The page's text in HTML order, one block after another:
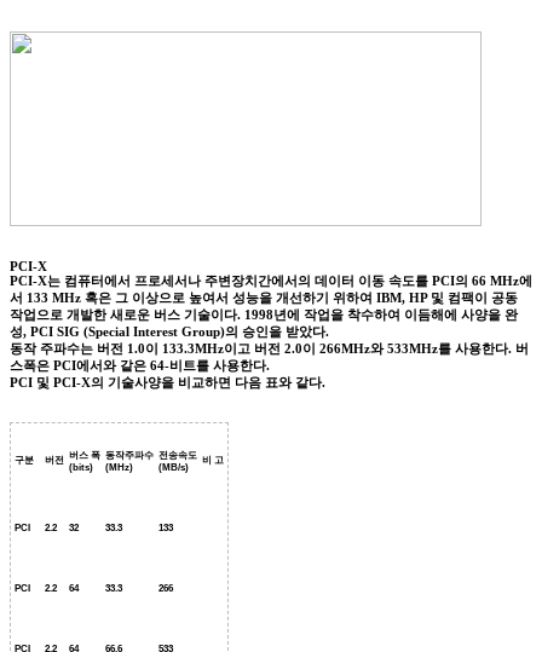
PCI-X
PCI-X는 컴퓨터에서 프로세서나 주변장치간에서의 데이터 이동 속도를 PCI의 66 MHz에
서 133 MHz 혹은 그 이상으로 높여서 성능을 개선하기 위하여 IBM, HP 및 컴팩이 공동
작업으로 개발한 새로운 버스 기술이다. 1998년에 작업을 착수하여 이듬해에 사양을 완
성, PCI SIG (Special Interest Group)의 승인을 받았다.
동작 주파수는 버전 1.0이 133.3MHz이고 버전 2.0이 266MHz와 533MHz를 사용한다. 버
스폭은 PCI에서와 같은 64-비트를 사용한다.
PCI 및 PCI-X의 기술사양을 비교하면 다음 표와 같다.
구분 버전 버스 폭
(bits)
동작주파수
(MHz)
전송속도
(MB/s)
비 고
PCI 2.2 32 33.3 133
PCI 2.2 64 33.3 266
PCI 2.2 64 66.6 533